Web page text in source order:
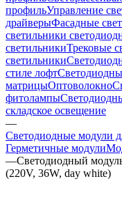
профильУправление
драйверыФасадные
светильники
светильникиТрековые
светильники
стиле лофт
матрицыОптоволокно
фитолампы
складское освещение
—
Светодиодные модули
Герметичные модули
—Светодиодный
(220V, 36W, day white)